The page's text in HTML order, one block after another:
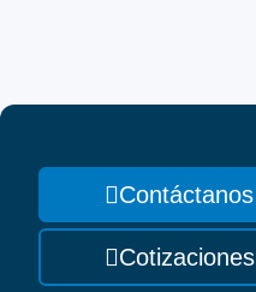
Contáctanos
Cotizaciones